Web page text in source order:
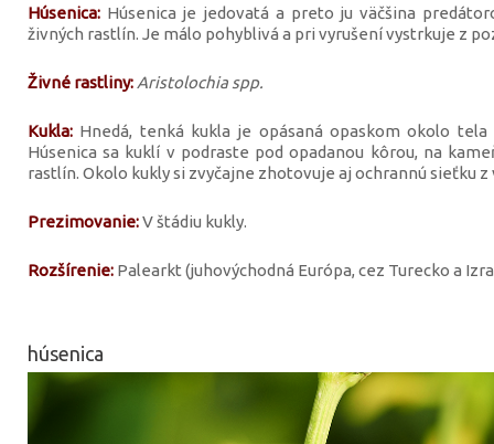
Húsenica: Húsenica je jedovatá a preto ju väčšina
živných rastlín. Je málo pohyblivá a pri vyrušení vystrkuje z
Živné rastliny: Aristolochia spp.
Kukla: Hnedá, tenká kukla je opásaná opaskom okolo
Húsenica sa kuklí v podraste pod opadanou kôrou, na
rastlín. Okolo kukly si zvyčajne zhotovuje aj ochrannú sieťku z
Prezimovanie:V štádiu kukly.
Rozšírenie: Palearkt (juhovýchodná Európa, cez Turecko a
húsenica